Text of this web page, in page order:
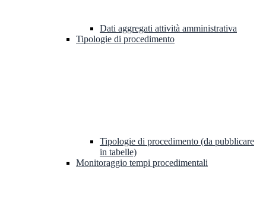
Dati aggregati attività amministrativa
Tipologie di procedimento
Tipologie di procedimento (da pubblicare
in tabelle)
Monitoraggio tempi procedimentali